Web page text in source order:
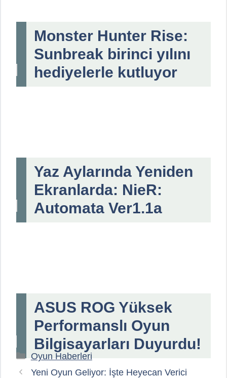
Monster Hunter Rise:
Sunbreak birinci yılını
hediyelerle kutluyor
Yaz Aylarında Yeniden
Ekranlarda: NieR:
Automata Ver1.1a
ASUS ROG Yüksek
Performanslı Oyun
Bilgisayarları Duyurdu!
Kategoriler
Oyun Haberleri
Yeni Oyun Geliyor: İşte Heyecan Verici